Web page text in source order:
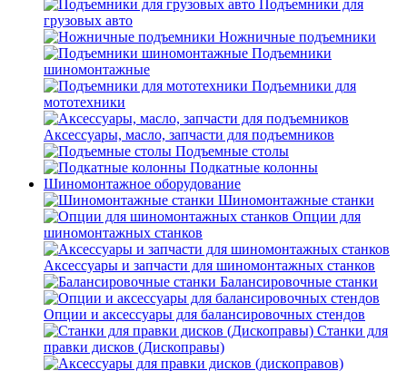
Подъемники для
грузовых авто
Ножничные подъемники
Подъемники
шиномонтажные
Подъемники для
мототехники
Аксессуары, масло, запчасти для подъемников
Подъемные столы
Подкатные колонны
Шиномонтажное оборудование
Шиномонтажные станки
Опции для
шиномонтажных станков
Аксессуары и запчасти для шиномонтажных станков
Балансировочные станки
Опции и аксессуары для балансировочных стендов
Станки для
правки дисков (Дископравы)